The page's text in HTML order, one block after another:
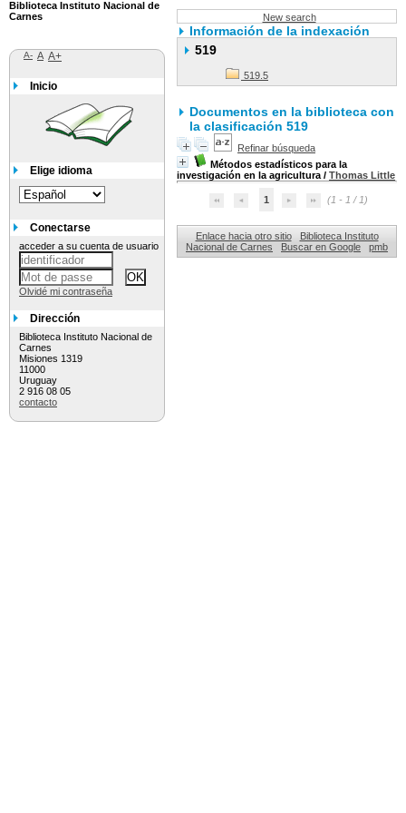
New search
Información de la indexación
519
519.5
Documentos en la biblioteca con
la clasificación 519
Refinar búsqueda
Métodos estadísticos para la
investigación en la agricultura / Thomas Little
1 (1 - 1 / 1)
Enlace hacia otro sitio
Biblioteca Instituto
Nacional de Carnes
Buscar en Google pmb
Biblioteca Instituto Nacional de
Carnes
A- A A+
Inicio
Elige idioma
Conectarse
acceder a su cuenta de usuario
Olvidé mi contraseña
Dirección
Biblioteca Instituto Nacional de
Carnes
Misiones 1319
11000
Uruguay
2 916 08 05
contacto